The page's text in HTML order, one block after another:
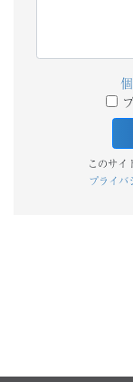
このサイ
プライバ